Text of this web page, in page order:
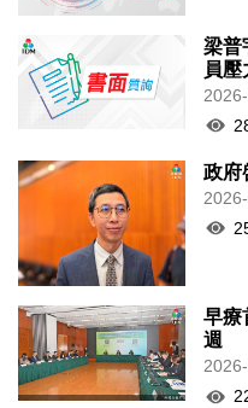
梁普
員壓
政府
早療
週